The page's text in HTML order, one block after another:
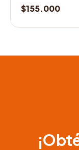
$155.000